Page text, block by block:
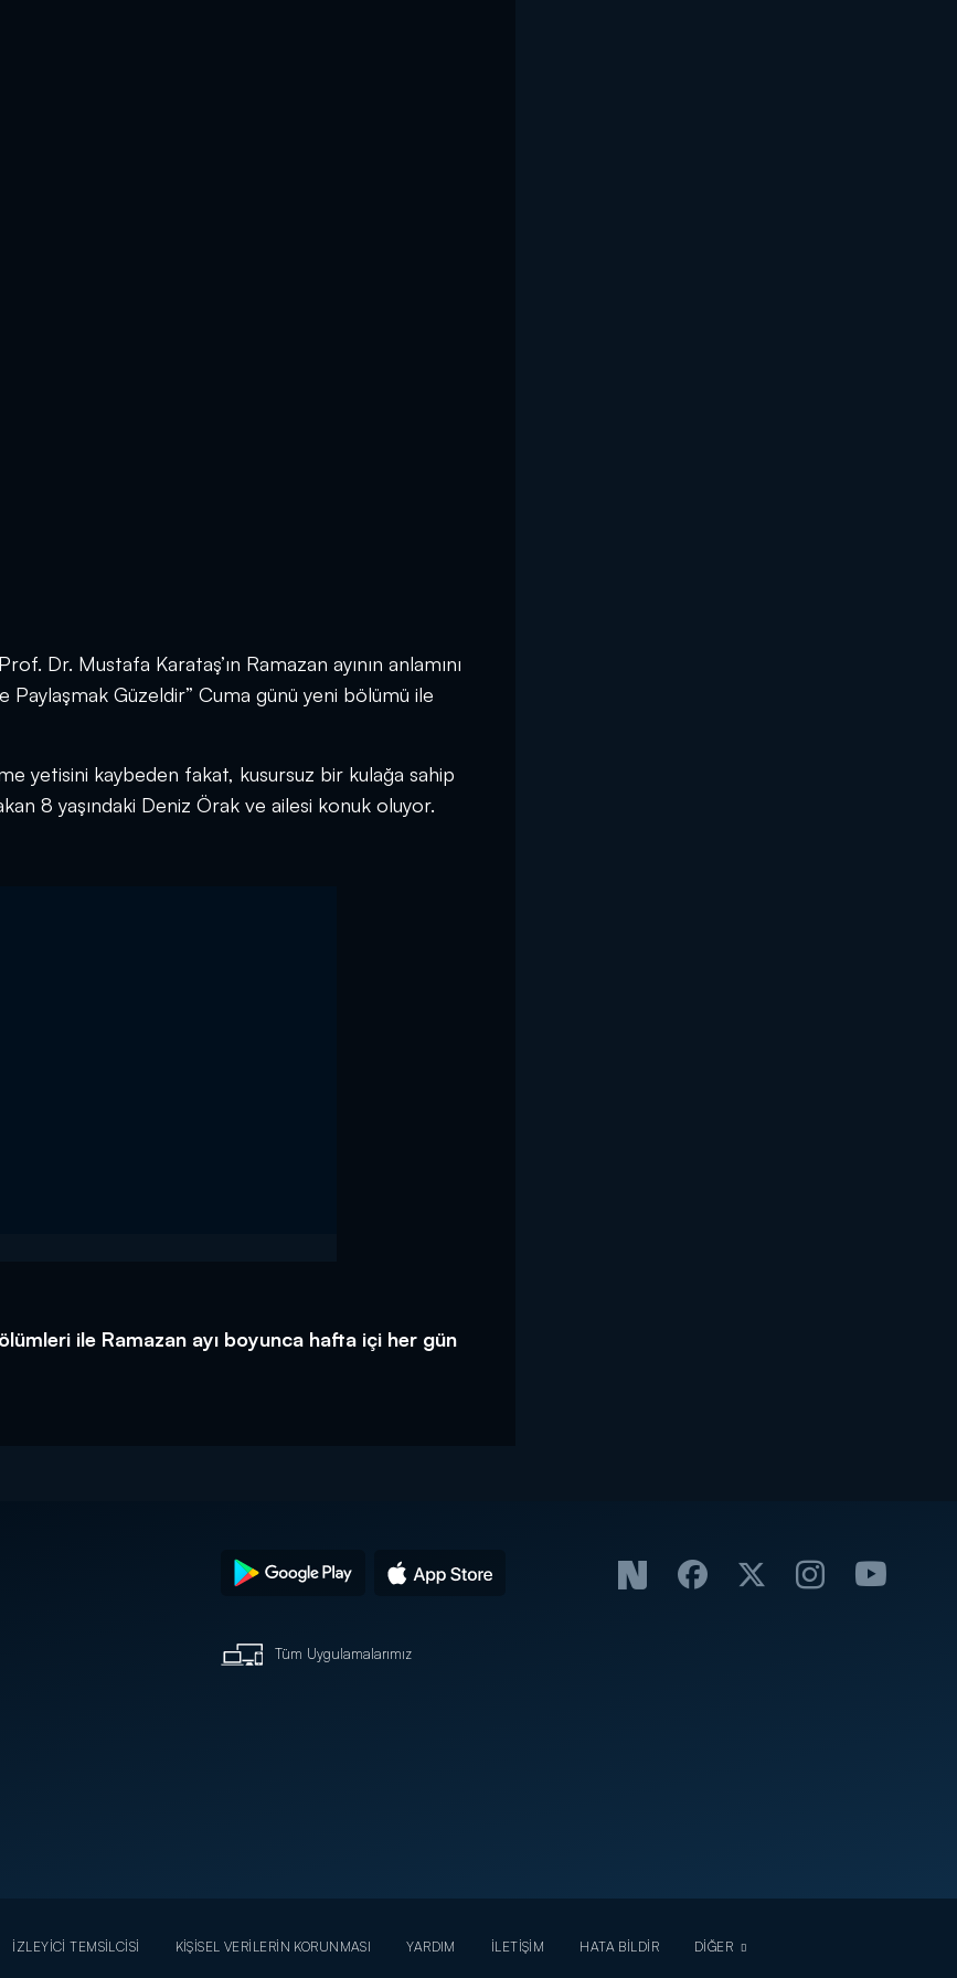
Dr. Mustafa Karataş’ın Ramazan ayının anlamını
Güzeldir” Cuma günü yeni bölümü ile
yetisini kaybeden fakat, kusursuz bir kulağa sahip
8 yaşındaki Deniz Örak ve ailesi konuk oluyor.
ile Ramazan ayı boyunca hafta içi her gün
Tüm Uygulamalarımız
İZLEYİCİ TEMSİLCİSİ KİŞİSEL VERİLERİN KORUNMASI YARDIM İLETİŞİM HATA BİLDİR DİĞER